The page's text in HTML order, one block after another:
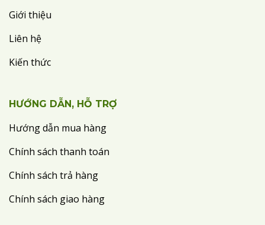
Giới thiệu
Liên hệ
Kiến thức
HƯỚNG DẪN, HỖ TRỢ
Hướng dẫn mua hàng
Chính sách thanh toán
Chính sách trả hàng
Chính sách giao hàng